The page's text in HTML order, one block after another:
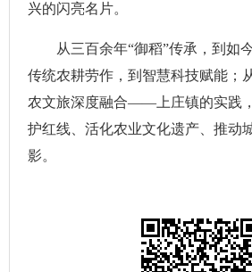
兴的闪亮名片。
从三百余年“御稻”传承，到如
传统农耕劳作，到智慧科技赋能；
农文旅深度融合——上庄镇的实践
护红线、活化农业文化遗产、推动
影。